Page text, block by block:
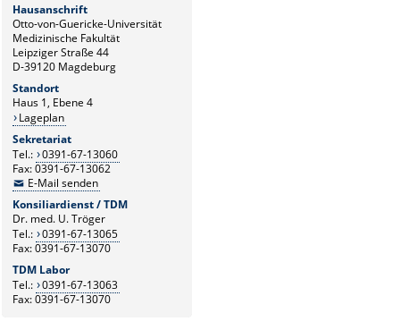
Hausanschrift
Otto-von-Guericke-Universität
Medizinische Fakultät
Leipziger Straße 44
D-39120 Magdeburg
Standort
Haus 1, Ebene 4
Lageplan
Sekretariat
Tel.: 0391-67-13060
Fax: 0391-67-13062
E-Mail senden
Konsiliardienst / TDM
Dr. med. U. Tröger
Tel.: 0391-67-13065
Fax: 0391-67-13070
TDM Labor
Tel.: 0391-67-13063
Fax: 0391-67-13070